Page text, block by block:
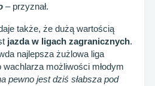
– przyznał.
także, że dużą wartością
jazda w ligach zagranicznych.
najlepsza żużlowa liga
wachlarza możliwości młodym
pewno jest dziś słabsza pod